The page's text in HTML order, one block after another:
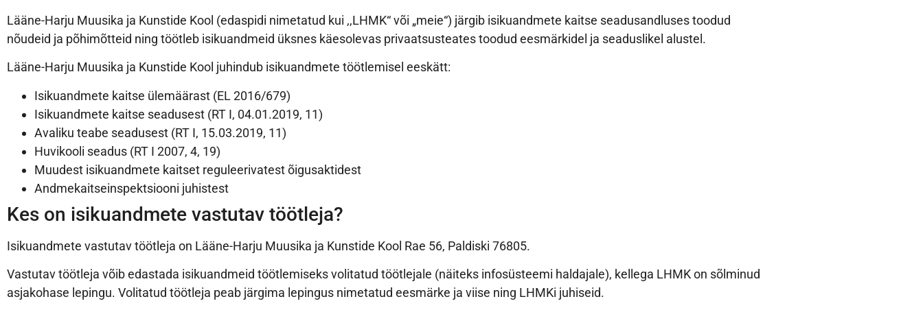
Lääne-Harju Muusika ja Kunstide Kool (edaspidi nimetatud kui ,,LHMK“ või „meie“) järgib isikuandmete kaitse seadusandluses toodud
nõudeid ja põhimõtteid ning töötleb isikuandmeid üksnes käesolevas privaatsusteates toodud eesmärkidel ja seaduslikel alustel.
Lääne-Harju Muusika ja Kunstide Kool juhindub isikuandmete töötlemisel eeskätt:
Isikuandmete kaitse ülemäärast (EL 2016/679)
Isikuandmete kaitse seadusest (RT I, 04.01.2019, 11)
Avaliku teabe seadusest (RT I, 15.03.2019, 11)
Huvikooli seadus (RT I 2007, 4, 19)
Muudest isikuandmete kaitset reguleerivatest õigusaktidest
Andmekaitseinspektsiooni juhistest
Kes on isikuandmete vastutav töötleja?
Isikuandmete vastutav töötleja on Lääne-Harju Muusika ja Kunstide Kool Rae 56, Paldiski 76805.
Vastutav töötleja võib edastada isikuandmeid töötlemiseks volitatud töötlejale (näiteks infosüsteemi haldajale), kellega LHMK on sõlminud
asjakohase lepingu. Volitatud töötleja peab järgima lepingus nimetatud eesmärke ja viise ning LHMKi juhiseid.